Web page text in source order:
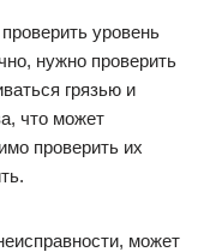
уровень
нужно проверить
грязью и
что может
проверить их
может